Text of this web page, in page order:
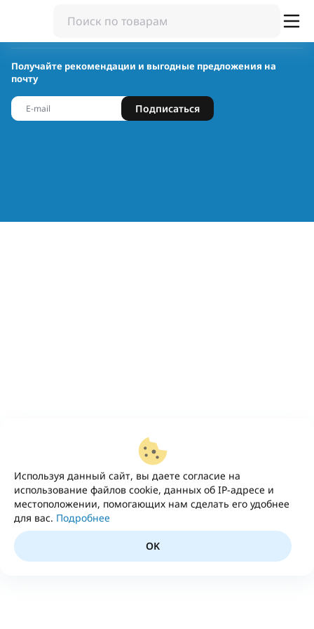
Используя данный сайт, вы даете согласие на
использование файлов cookie, данных об IP-адресе и
местоположении, помогающих нам сделать его удобнее
для вас. Подробнее
OK
Получайте рекомендации и выгодные предложения на
почту
Подписаться